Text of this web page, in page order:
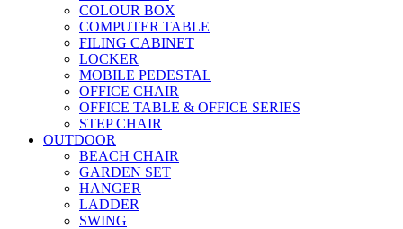
COLOUR BOX
COMPUTER TABLE
FILING CABINET
LOCKER
MOBILE PEDESTAL
OFFICE CHAIR
OFFICE TABLE & OFFICE SERIES
STEP CHAIR
OUTDOOR
BEACH CHAIR
GARDEN SET
HANGER
LADDER
SWING